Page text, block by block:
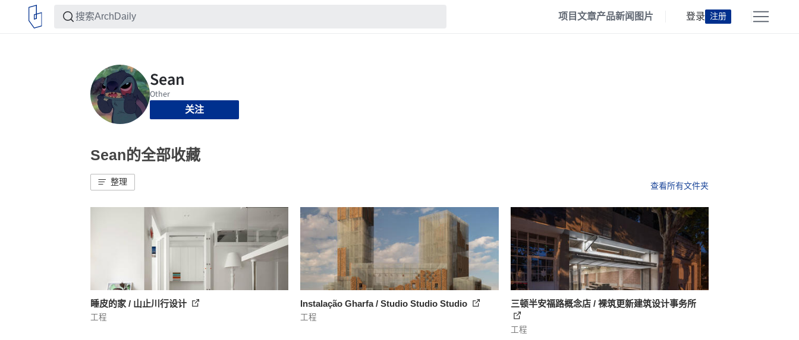
项目文章产品新闻 图片 登录 注册
关注
Sean的全部收藏
整理 查看所有文件夹
睡皮的家 / 山止川行设计
工程
Instalação Gharfa / Studio Studio Studio
工程
三顿半安福路概念店 / 裸筑更新建筑设计事务所
工程